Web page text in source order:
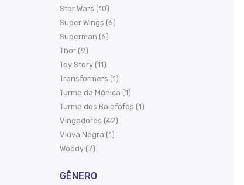
Star Wars (10)
Super Wings (6)
Superman (6)
Thor (9)
Toy Story (11)
Transformers (1)
Turma da Mônica (1)
Turma dos Bolofofos (1)
Vingadores (42)
Viúva Negra (1)
Woody (7)
GÊNERO